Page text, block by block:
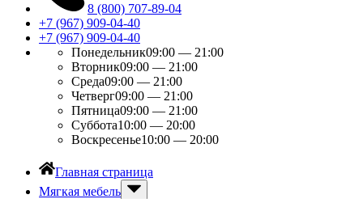
8 (800) 707-89-04
+7 (967) 909-04-40
+7 (967) 909-04-40
Понедельник09:00 — 21:00
Вторник09:00 — 21:00
Среда09:00 — 21:00
Четверг09:00 — 21:00
Пятница09:00 — 21:00
Суббота10:00 — 20:00
Воскресенье10:00 — 20:00
Главная страница
Мягкая мебель